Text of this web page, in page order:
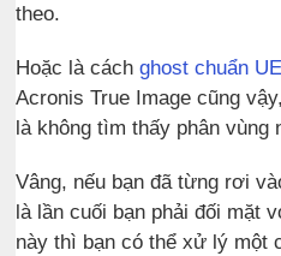
theo.
Hoặc là cách ghost chuẩn
Acronis True Image cũng
là không tìm thấy phân vùng
Vâng, nếu bạn đã từng rơi
là lần cuối bạn phải đối mặt
này thì bạn có thể xử lý một